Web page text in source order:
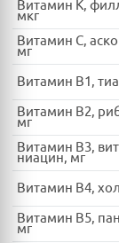
Витамин K,
мкг
Витамин C,
мг
Витамин B1,
Витамин B2,
мг
Витамин B3,
ниацин, мг
Витамин B4,
Витамин B5,
мг